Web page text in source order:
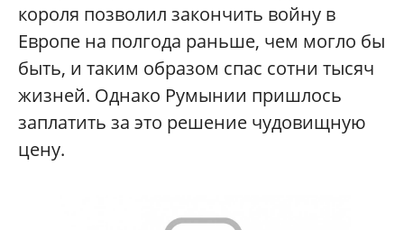
короля позволил закончить войну в
Европе на полгода раньше, чем могло бы
быть, и таким образом спас сотни тысяч
жизней. Однако Румынии пришлось
заплатить за это решение чудовищную
цену.